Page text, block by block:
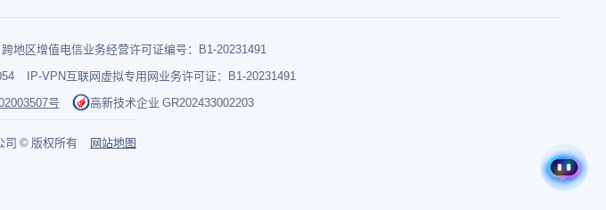
跨地区增值电信业务经营许可证编号：B1-20231491
IP-VPN互联网虚拟专用网业务许可证：B1-20231491
号 高新技术企业 GR202433002203
司 © 版权所有 网站地图